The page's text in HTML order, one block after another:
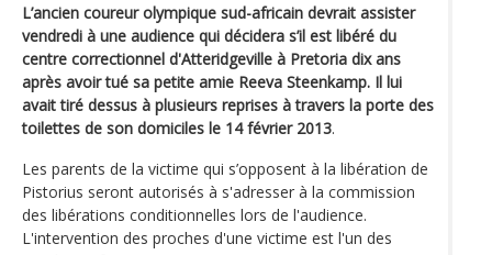
L’ancien coureur olympique sud-africain devrait assister
vendredi à une audience qui décidera s’il est libéré du
centre correctionnel d'Atteridgeville à Pretoria dix ans
après avoir tué sa petite amie Reeva Steenkamp. Il lui
avait tiré dessus à plusieurs reprises à travers la porte des
toilettes de son domiciles le 14 février 2013.
Les parents de la victime qui s’opposent à la libération de
Pistorius seront autorisés à s'adresser à la commission
des libérations conditionnelles lors de l'audience.
L'intervention des proches d'une victime est l'un des